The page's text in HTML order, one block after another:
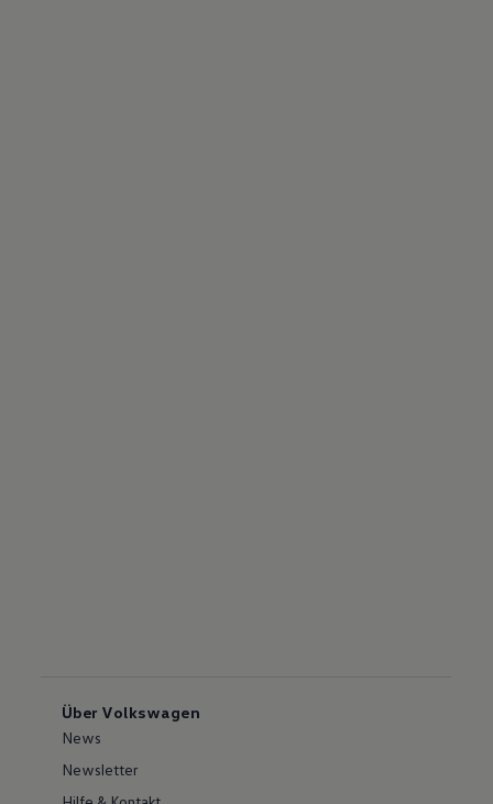
Über Volkswagen
News
Newsletter